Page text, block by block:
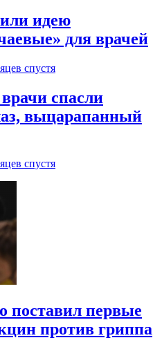
идею
для врачей
спустя
спасли
выцарапанный
спустя
поставил первые
против гриппа